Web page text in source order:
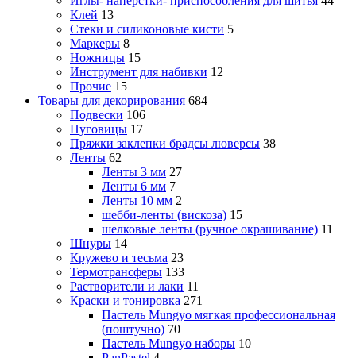
Клей 13
Стеки и силиконовые кисти 5
Маркеры 8
Ножницы 15
Инструмент для набивки 12
Прочие 15
Товары для декорирования 684
Подвески 106
Пуговицы 17
Пряжки заклепки брадсы люверсы 38
Ленты 62
Ленты 3 мм 27
Ленты 6 мм 7
Ленты 10 мм 2
шебби-ленты (вискоза) 15
шелковые ленты (ручное окрашивание) 11
Шнуры 14
Кружево и тесьма 23
Термотрансферы 133
Растворители и лаки 11
Краски и тонировка 271
Пастель Mungyo мягкая профессиональная
(поштучно) 70
Пастель Mungyo наборы 10